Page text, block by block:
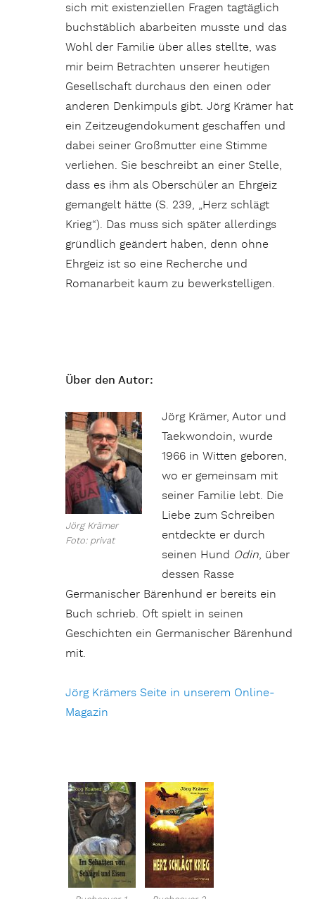
sich mit existenziellen Fragen tagtäglich
buchstäblich abarbeiten musste und das
Wohl der Familie über alles stellte, was
mir beim Betrachten unserer heutigen
Gesellschaft durchaus den einen oder
anderen Denkimpuls gibt. Jörg Krämer hat
ein Zeitzeugendokument geschaffen und
dabei seiner Großmutter eine Stimme
verliehen. Sie beschreibt an einer Stelle,
dass es ihm als Oberschüler an Ehrgeiz
gemangelt hätte (S. 239, „Herz schlägt
Krieg“). Das muss sich später allerdings
gründlich geändert haben, denn ohne
Ehrgeiz ist so eine Recherche und
Romanarbeit kaum zu bewerkstelligen.
Über den Autor:
Jörg Krämer
Foto: privat
Jörg Krämer, Autor und
Taekwondoin, wurde
1966 in Witten geboren,
wo er gemeinsam mit
seiner Familie lebt. Die
Liebe zum Schreiben
entdeckte er durch
seinen Hund Odin, über
dessen Rasse
Germanischer Bärenhund er bereits ein
Buch schrieb. Oft spielt in seinen
Geschichten ein Germanischer Bärenhund
mit.
Jörg Krämers Seite in unserem Online-
Magazin